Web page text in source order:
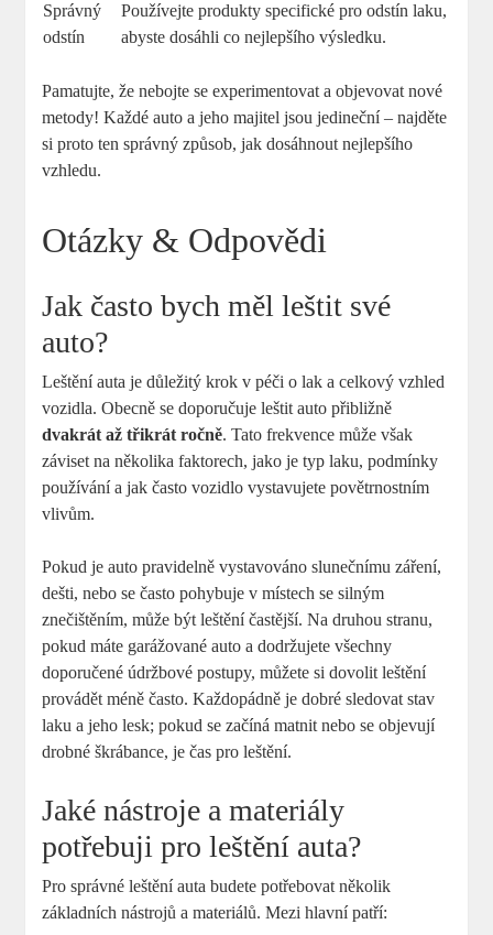
Správný
odstín
Používejte produkty specifické pro odstín laku,
abyste dosáhli co nejlepšího výsledku.
Pamatujte, že nebojte se experimentovat a objevovat nové
metody! Každé auto a jeho majitel jsou jedineční – najděte
si proto ten správný způsob, jak dosáhnout nejlepšího
vzhledu.
Otázky & Odpovědi
Jak často bych měl leštit své
auto?
Leštění auta je důležitý krok v péči o lak a celkový vzhled
vozidla. Obecně se doporučuje leštit auto přibližně
dvakrát až třikrát ročně. Tato frekvence může však
záviset na několika faktorech, jako je typ laku, podmínky
používání a jak často vozidlo vystavujete povětrnostním
vlivům.
Pokud je auto pravidelně vystavováno slunečnímu záření,
dešti, nebo se často pohybuje v místech se silným
znečištěním, může být leštění častější. Na druhou stranu,
pokud máte garážované auto a dodržujete všechny
doporučené údržbové postupy, můžete si dovolit leštění
provádět méně často. Každopádně je dobré sledovat stav
laku a jeho lesk; pokud se začíná matnit nebo se objevují
drobné škrábance, je čas pro leštění.
Jaké nástroje a materiály
potřebuji pro leštění auta?
Pro správné leštění auta budete potřebovat několik
základních nástrojů a materiálů. Mezi hlavní patří: